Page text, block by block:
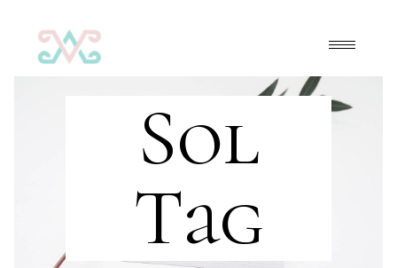
Sol
Tag